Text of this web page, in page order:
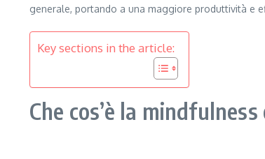
generale, portando a una maggiore produttività e
Key sections in the article:
Che cos’è la